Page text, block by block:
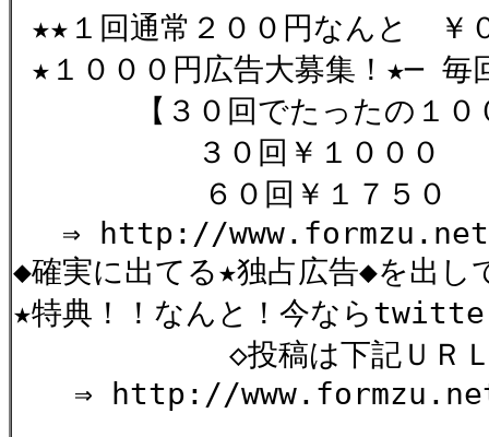
★★１回通常２００円なんと ￥
★１０００円広告大募集！★─ 毎
【３０回でたったの１００
３０回￥１０００ 「
６０回￥１７５０
⇒ http://www.formzu.net/
◆確実に出てる★独占広告◆を出し
★特典！！なんと！今なら
◇投稿は下記ＵＲＬか
⇒ http://www.formzu.net/